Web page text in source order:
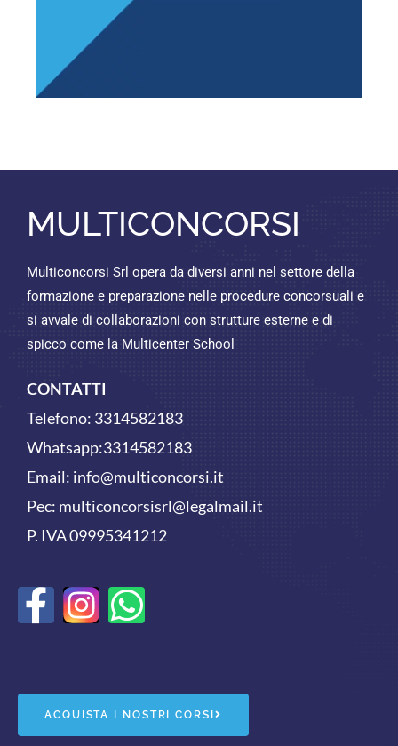
MULTICONCORSI
Multiconcorsi Srl opera da diversi anni nel settore della
formazione e preparazione nelle procedure concorsuali e
si avvale di collaborazioni con strutture esterne e di
spicco come la Multicenter School
CONTATTI
Telefono: 3314582183
Whatsapp:3314582183
Email: info@multiconcorsi.it
Pec: multiconcorsisrl@legalmail.it
P. IVA 09995341212
F
e
W
t
ACQUISTA I NOSTRI CORSI